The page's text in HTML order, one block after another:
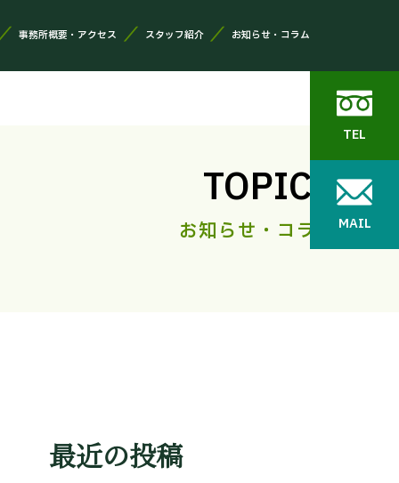
事務所概要・アクセス スタッフ紹介 お知らせ・コラム
TEL
MAIL
TOPICS
お知らせ・コラム
最近の投稿